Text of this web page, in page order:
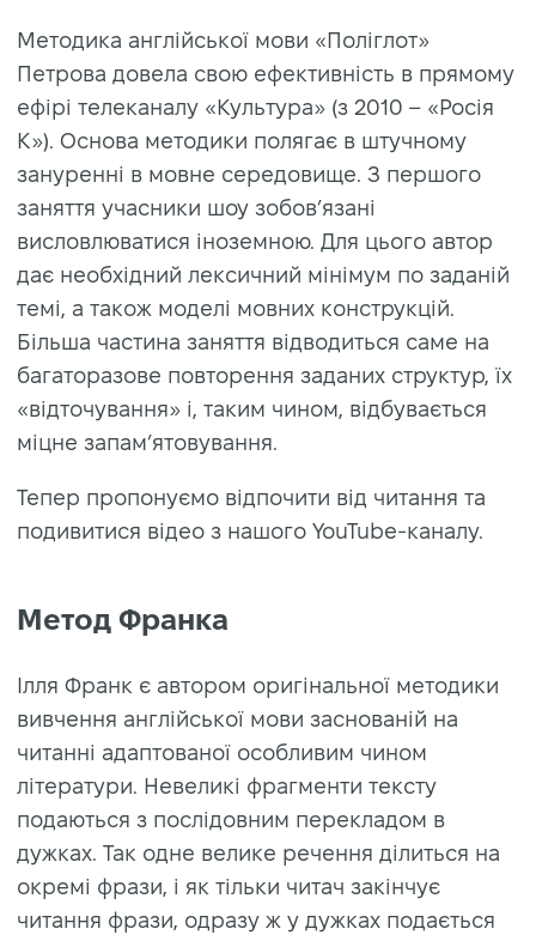
Методика англійської мови «Поліглот»
Петрова довела свою ефективність в прямому
ефірі телеканалу «Культура» (з 2010 – «Росія
К»). Основа методики полягає в штучному
зануренні в мовне середовище. З першого
заняття учасники шоу зобов’язані
висловлюватися іноземною. Для цього автор
дає необхідний лексичний мінімум по заданій
темі, а також моделі мовних конструкцій.
Більша частина заняття відводиться саме на
багаторазове повторення заданих структур, їх
«відточування» і, таким чином, відбувається
міцне запам’ятовування.
Тепер пропонуємо вiдпочити вiд читання та
подивитися вiдео з нашого YouTube-каналу.
Метод Франка
Ілля Франк є автором оригінальної методики
вивчення англійської мови заснованій на
читанні адаптованої особливим чином
літератури. Невеликі фрагменти тексту
подаються з послідовним перекладом в
дужках. Так одне велике речення ділиться на
окремі фрази, і як тільки читач закінчує
читання фрази, одразу ж у дужках подається